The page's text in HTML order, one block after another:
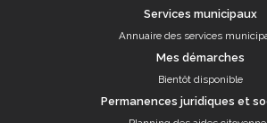
Services municipaux
Annuaire des services
Mes démarches
Bientôt disponible
Permanences juridiques et